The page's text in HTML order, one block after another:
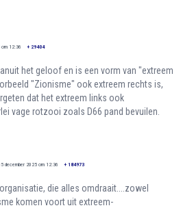
om 12:36 + 29404
het geloof en is een vorm van "extreem
"Zionisme" ook extreem rechts is,
dat het extreem links ook
vage rotzooi zoals D66 pand bevuilen.
december 2025 om 12:36 + 184973
die alles omdraait....zowel
komen voort uit extreem-